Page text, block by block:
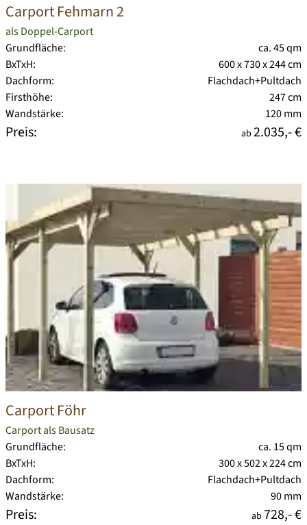
Carport Fehmarn 2
als Doppel-Carport
Grundfläche:
ca. 45 qm
BxTxH:
600 x 730 x 244 cm
Dachform:
Flachdach+Pultdach
Firsthöhe:
247 cm
Wandstärke:
120 mm
Preis: ab 2.035,- €
Carport Föhr
Carport als Bausatz
Grundfläche:
ca. 15 qm
BxTxH:
300 x 502 x 224 cm
Dachform:
Flachdach+Pultdach
Wandstärke:
90 mm
Preis: ab 728,- €